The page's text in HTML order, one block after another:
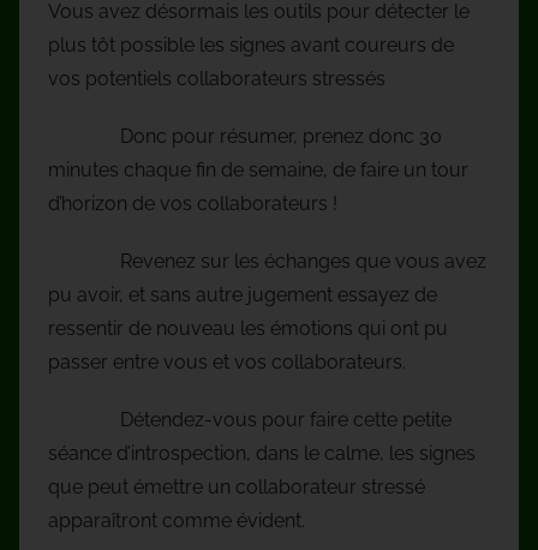
Vous avez désormais les outils pour détecter le
plus tôt possible les signes avant coureurs de
vos potentiels collaborateurs stressés
Donc pour résumer, prenez donc 30
minutes chaque fin de semaine, de faire un tour
d’horizon de vos collaborateurs !
Revenez sur les échanges que vous avez
pu avoir, et sans autre jugement essayez de
ressentir de nouveau les émotions qui ont pu
passer entre vous et vos collaborateurs.
Détendez-vous pour faire cette petite
séance d’introspection, dans le calme, les signes
que peut émettre un collaborateur stressé
apparaîtront comme évident.